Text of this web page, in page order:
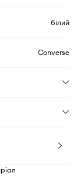
білий
Converse